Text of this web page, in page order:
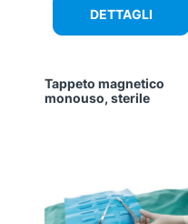
DETTAGLI
Tappeto magnetico
monouso, sterile